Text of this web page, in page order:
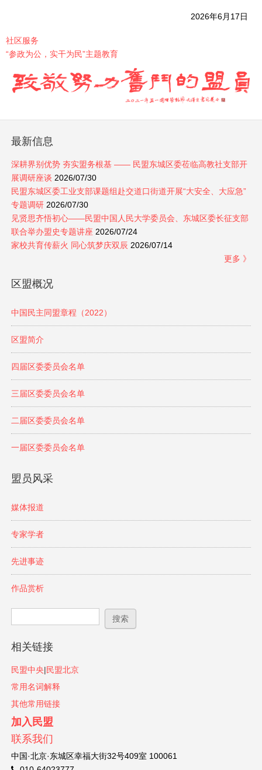
2026年6月17日
社区服务
“参政为公，实干为民”主题教育
最新信息
深耕界别优势 夯实盟务根基 —— 民盟东城区委莅临高教社支部开
展调研座谈 2026/07/30
民盟东城区委工业支部课题组赴交道口街道开展“大安全、大应急”
专题调研2026/07/30
见贤思齐悟初心——民盟中国人民大学委员会、东城区委长征支部
联合举办盟史专题讲座 2026/07/24
家校共育传薪火 同心筑梦庆双辰 2026/07/14
更多 》
区盟概况
中国民主同盟章程（2022）
区盟简介
四届区委委员会名单
三届区委委员会名单
二届区委委员会名单
一届区委委员会名单
盟员风采
媒体报道
专家学者
先进事迹
作品赏析
搜索表单
相关链接
民盟中央|民盟北京
常用名词解释
其他常用链接
加入民盟
联系我们
中国·北京·东城区幸福大街32号409室 100061